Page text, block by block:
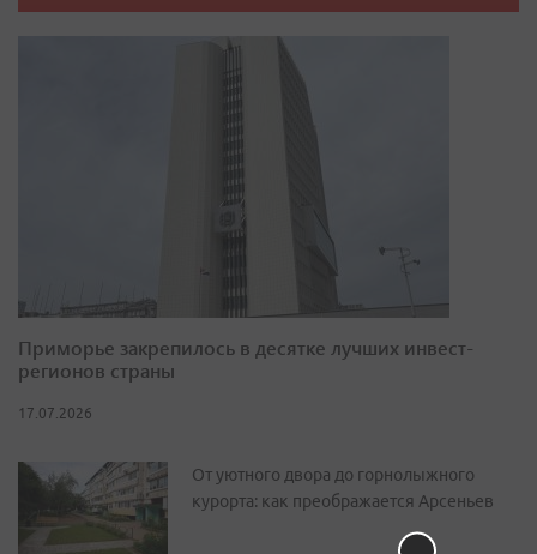
Приморье закрепилось в десятке лучших инвест-
регионов страны
17.07.2026
От уютного двора до горнолыжного
курорта: как преображается Арсеньев